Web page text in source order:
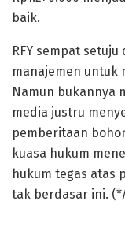
baik.
RFY sempat
manajemen untuk
Namun bukannya
media justru
pemberitaan
kuasa hukum
hukum tegas atas
tak berdasar ini.